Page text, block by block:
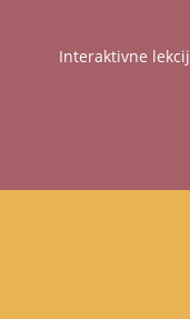
Interaktivne